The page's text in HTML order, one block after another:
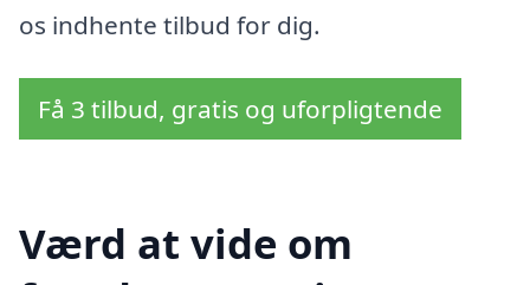
os indhente tilbud for dig.
Få 3 tilbud, gratis og uforpligtende
Værd at vide om